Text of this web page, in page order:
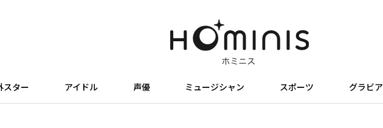
スター アイドル 声優 ミュージシャン スポーツ グラビア